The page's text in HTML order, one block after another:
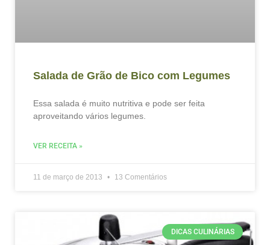
Salada de Grão de Bico com Legumes
Essa salada é muito nutritiva e pode ser feita
aproveitando vários legumes.
VER RECEITA »
11 de março de 2013 13 Comentários
DICAS CULINÁRIAS